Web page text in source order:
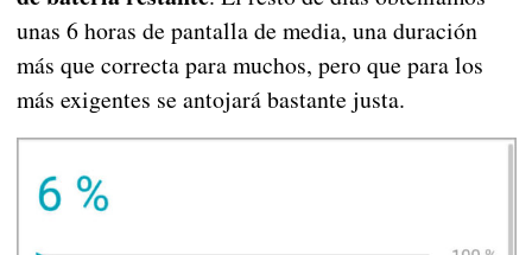
unas 6 horas de pantalla de media, una duración
más que correcta para muchos, pero que para los
más exigentes se antojará bastante justa.